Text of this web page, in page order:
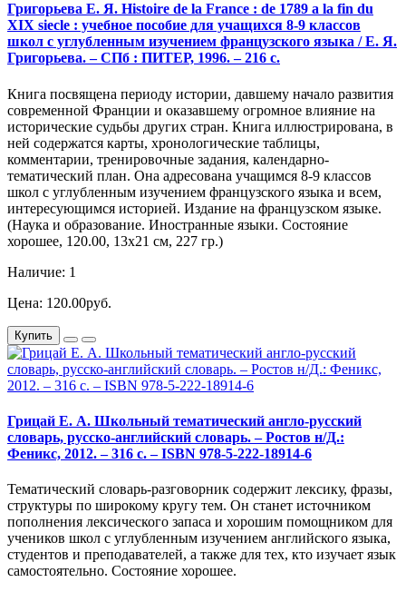
Григорьева Е. Я. Histoire de la France : de 1789 a la fin du
XIX siecle : учебное пособие для учащихся 8-9 классов
школ с углубленным изучением французского языка / Е. Я.
Григорьева. – СПб : ПИТЕР, 1996. – 216 с.
Книга посвящена периоду истории, давшему начало развития
современной Франции и оказавшему огромное влияние на
исторические судьбы других стран. Книга иллюстрирована, в
ней содержатся карты, хронологические таблицы,
комментарии, тренировочные задания, календарно-
тематический план. Она адресована учащимся 8-9 классов
школ с углубленным изучением французского языка и всем,
интересующимся историей. Издание на французском языке.
(Наука и образование. Иностранные языки. Состояние
хорошее, 120.00, 13х21 см, 227 гр.)
Наличие: 1
Цена: 120.00руб.
Купить
Грицай Е. А. Школьный тематический англо-русский
словарь, русско-английский словарь. – Ростов н/Д.:
Феникс, 2012. – 316 с. – ISBN 978-5-222-18914-6
Тематический словарь-разговорник содержит лексику, фразы,
структуры по широкому кругу тем. Он станет источником
пополнения лексического запаса и хорошим помощником для
учеников школ с углубленным изучением английского языка,
студентов и преподавателей, а также для тех, кто изучает язык
самостоятельно. Состояние хорошее.